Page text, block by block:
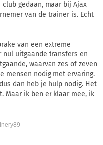
gedaan, maar bij Ajax
van de trainer is. Echt
van een extreme
nul uitgaande transfers en
waarvan zes of zeven
mensen nodig met ervaring.
dan heb je hulp nodig. Het
Maar ik ben er klaar mee, ik